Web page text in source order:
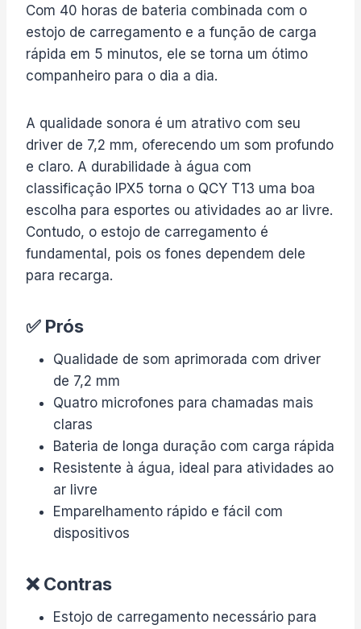
Com 40 horas de bateria combinada com o
estojo de carregamento e a função de carga
rápida em 5 minutos, ele se torna um ótimo
companheiro para o dia a dia.
A qualidade sonora é um atrativo com seu
driver de 7,2 mm, oferecendo um som profundo
e claro. A durabilidade à água com
classificação IPX5 torna o QCY T13 uma boa
escolha para esportes ou atividades ao ar livre.
Contudo, o estojo de carregamento é
fundamental, pois os fones dependem dele
para recarga.
✅ Prós
Qualidade de som aprimorada com driver
de 7,2 mm
Quatro microfones para chamadas mais
claras
Bateria de longa duração com carga rápida
Resistente à água, ideal para atividades ao
ar livre
Emparelhamento rápido e fácil com
dispositivos
❌ Contras
Estojo de carregamento necessário para